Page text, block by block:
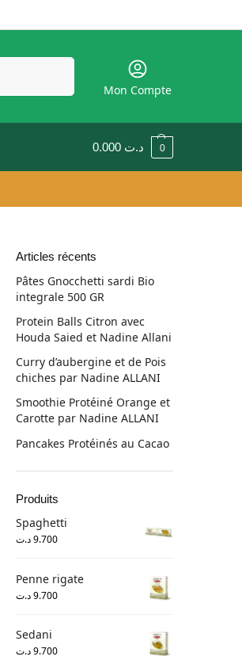
Mon Compte
0.000 د.ت 0
Articles récents
Pâtes Gnocchetti sardi Bio
integrale 500 GR
Protein Balls Citron avec
Houda Saied et Nadine Allani
Curry d’aubergine et de Pois
chiches par Nadine ALLANI
Smoothie Protéiné Orange et
Carotte par Nadine ALLANI
Pancakes Protéinés au Cacao
Produits
Spaghetti
9.700د.ت
Penne rigate
9.700د.ت
Sedani
9.700د.ت